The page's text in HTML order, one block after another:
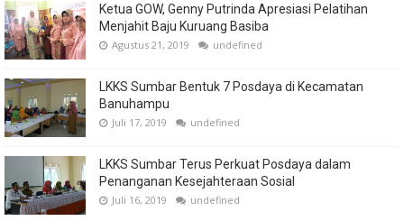
Ketua GOW, Genny Putrinda Apresiasi Pelatihan
Menjahit Baju Kuruang Basiba
Agustus 21, 2019 undefined
LKKS Sumbar Bentuk 7 Posdaya di Kecamatan
Banuhampu
Juli 17, 2019 undefined
LKKS Sumbar Terus Perkuat Posdaya dalam
Penanganan Kesejahteraan Sosial
Juli 16, 2019 undefined